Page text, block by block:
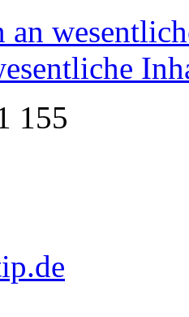
an
155